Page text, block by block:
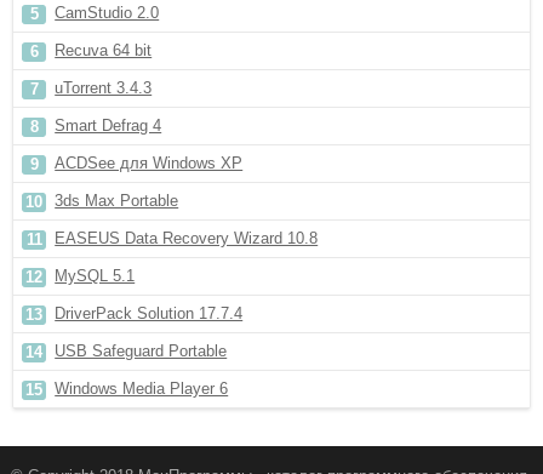
CamStudio 2.0
Recuva 64 bit
uTorrent 3.4.3
Smart Defrag 4
ACDSee для Windows XP
3ds Max Portable
EASEUS Data Recovery Wizard 10.8
MySQL 5.1
DriverPack Solution 17.7.4
USB Safeguard Portable
Windows Media Player 6